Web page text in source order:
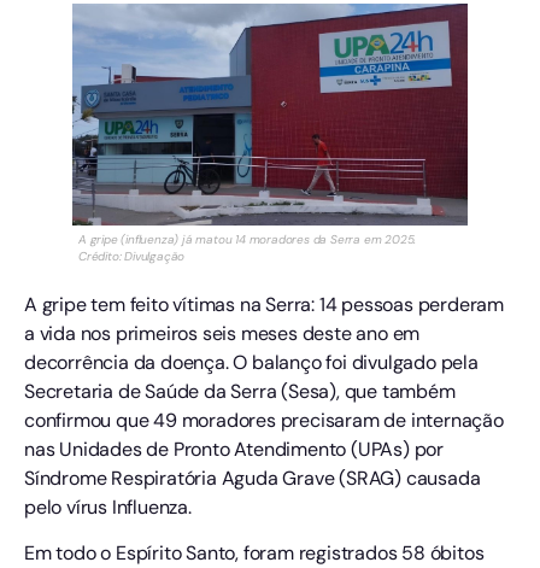
A gripe (influenza) já matou 14 moradores da Serra em 2025.
Crédito: Divulgação
A gripe tem feito vítimas na Serra: 14 pessoas perderam
a vida nos primeiros seis meses deste ano em
decorrência da doença. O balanço foi divulgado pela
Secretaria de Saúde da Serra (Sesa), que também
confirmou que 49 moradores precisaram de internação
nas Unidades de Pronto Atendimento (UPAs) por
Síndrome Respiratória Aguda Grave (SRAG) causada
pelo vírus Influenza.
Em todo o Espírito Santo, foram registrados 58 óbitos